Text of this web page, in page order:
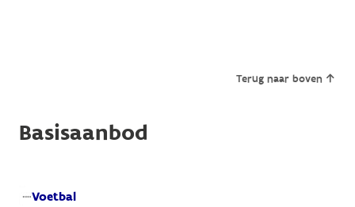
Terug naar boven
Basisaanbod
Voetbal